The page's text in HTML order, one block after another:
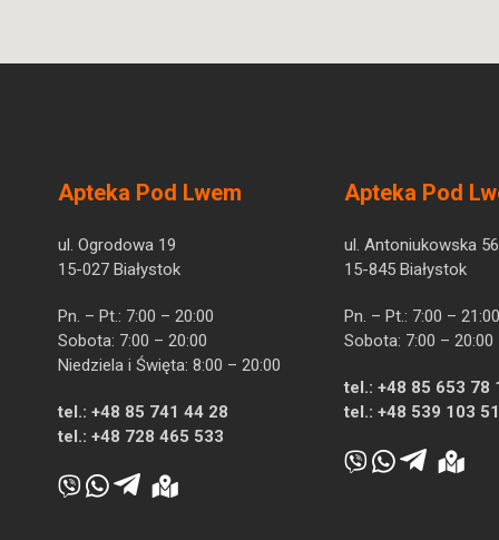
Apteka Pod Lwem
ul. Ogrodowa 19
15-027 Białystok
Pn. – Pt.: 7:00 – 20:00
Sobota: 7:00 – 20:00
Niedziela i Święta: 8:00 – 20:00
tel.: +48 85 741 44 28
tel.: +48 728 465 533
Apteka Pod
ul. Antoniukowska 56
15-845 Białystok
Pn. – Pt.: 7:00 – 21:00
Sobota: 7:00 – 20:00
tel.: +48 85 653 78
tel.: +48 539 103